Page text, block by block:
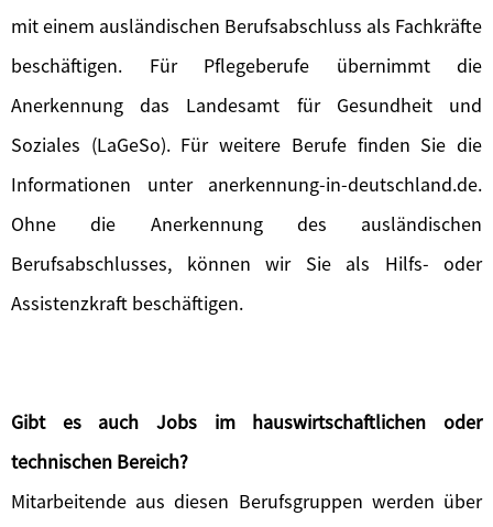
mit einem ausländischen Berufsabschluss als Fachkräfte
beschäftigen. Für Pflegeberufe übernimmt die
Anerkennung das Landesamt für Gesundheit und
Soziales (LaGeSo). Für weitere Berufe finden Sie die
Informationen unter anerkennung-in-deutschland.de.
Ohne die Anerkennung des ausländischen
Berufsabschlusses, können wir Sie als Hilfs- oder
Assistenzkraft beschäftigen.
Gibt es auch Jobs im hauswirtschaftlichen oder
technischen Bereich?
Mitarbeitende aus diesen Berufsgruppen werden über